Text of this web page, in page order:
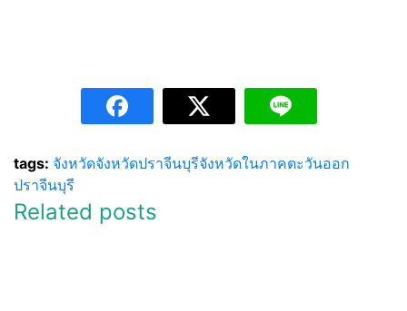
tags: จังหวัดจังหวัดปราจีนบุรีจังหวัดในภาคตะวันออก
ปราจีนบุรี
Related posts